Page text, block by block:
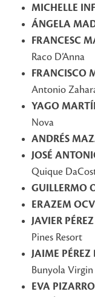
MICHELLE
ÁNGELA
FRANCESC
Raco D’Anna
FRANCISCO
Antonio
YAGO
Nova
ANDRÉS
JOSÉ
Quique
GUILLERMO
ERAZEM
JAVIER
Pines Resort
JAIME
Bunyola
EVA PIZARRO